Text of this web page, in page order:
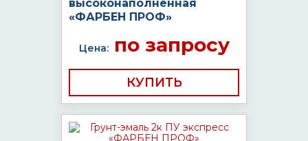
высоконаполненная
«ФАРБЕН ПРОФ»
Цена:по запросу
КУПИТЬ